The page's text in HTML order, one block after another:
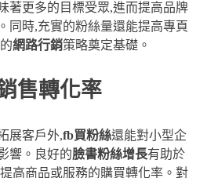
著更多的目標受眾,進而提高品牌
同時,充實的粉絲量還能提高專頁
網路行銷策略奠定基礎。
售轉化率
展客戶外,fb買粉絲還能對小型企
響。良好的臉書粉絲增長有助於
高商品或服務的購買轉化率。對